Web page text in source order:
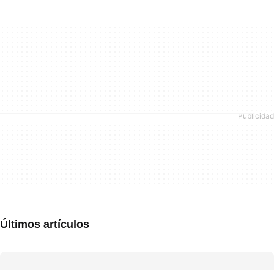
Últimos artículos